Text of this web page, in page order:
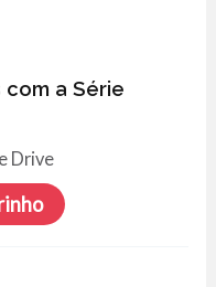
com a Série
Drive